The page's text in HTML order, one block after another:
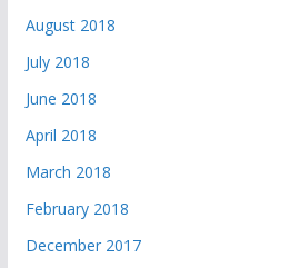
August 2018
July 2018
June 2018
April 2018
March 2018
February 2018
December 2017